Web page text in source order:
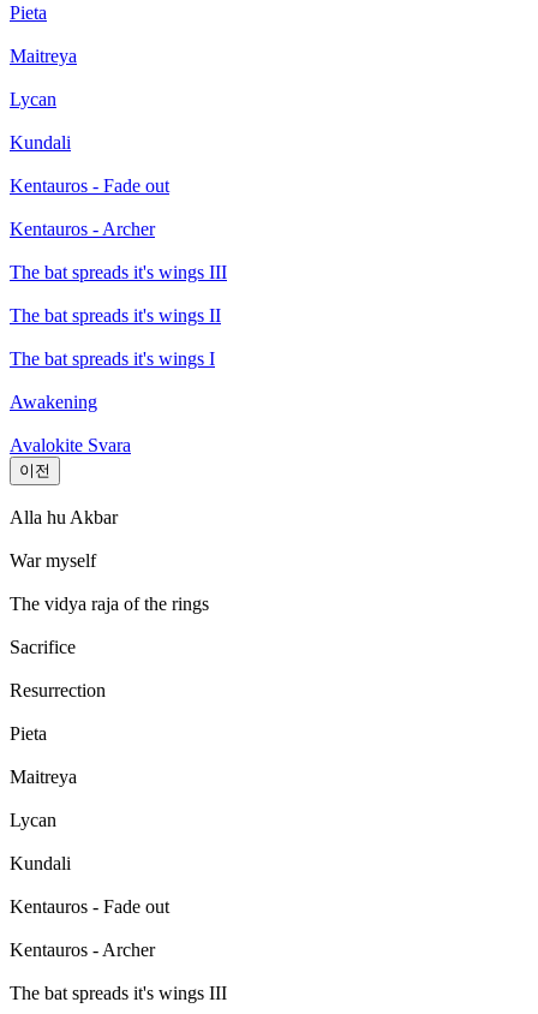
Pieta
Maitreya
Lycan
Kundali
Kentauros - Fade out
Kentauros - Archer
The bat spreads it's wings III
The bat spreads it's wings II
The bat spreads it's wings I
Awakening
Avalokite Svara
이전
Alla hu Akbar
War myself
The vidya raja of the rings
Sacrifice
Resurrection
Pieta
Maitreya
Lycan
Kundali
Kentauros - Fade out
Kentauros - Archer
The bat spreads it's wings III